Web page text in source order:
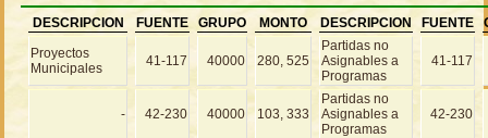
DESCRIPCION FUENTE GRUPO MONTO DESCRIPCION FUENTE
Proyectos
Municipales
41-117 40000 280, 525
Partidas no
Asignables a
Programas
41-117
- 42-230 40000 103, 333
Partidas no
Asignables a
Programas
42-230